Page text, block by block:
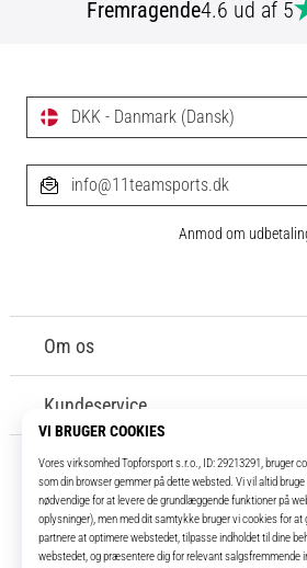
Fremragende4.6 ud af 5
I over 16 år har vi været dine holdkammerater
nyeste
Om os
Kundeservice
DKK - Danmark (Dansk)
info@11teamsports.dk
Anmod om